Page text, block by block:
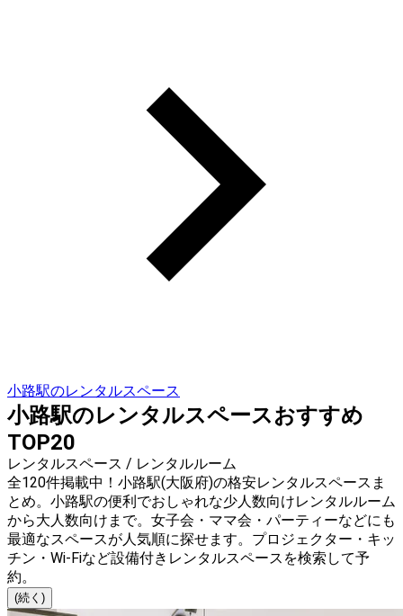
小路駅のレンタルスペース
小路駅のレンタルスペースおすすめ
TOP20
レンタルスペース / レンタルルーム
全120件掲載中！小路駅(大阪府)の格安レンタルスペースま
とめ。小路駅の便利でおしゃれな少人数向けレンタルルーム
から大人数向けまで。女子会・ママ会・パーティーなどにも
最適なスペースが人気順に探せます。プロジェクター・キッ
チン・Wi-Fiなど設備付きレンタルスペースを検索して予
約。
(続く)